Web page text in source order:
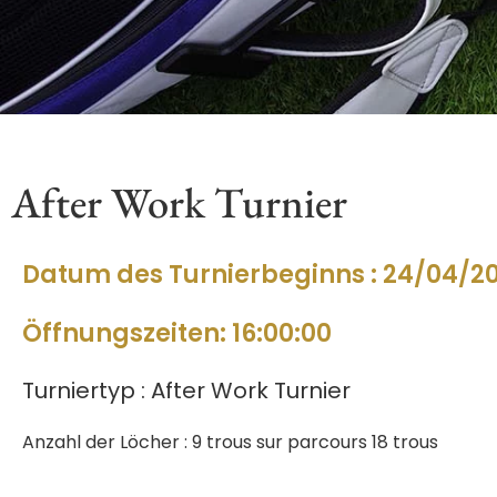
After Work Turnier
Datum des Turnierbeginns : 24/04/
Öffnungszeiten: 16:00:00
Turniertyp : After Work Turnier
Anzahl der Löcher : 9 trous sur parcours 18 trous